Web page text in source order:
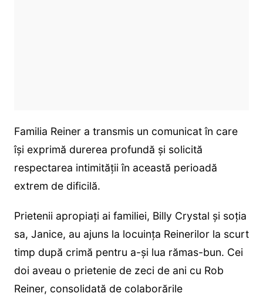
Familia Reiner a transmis un comunicat în care
își exprimă durerea profundă și solicită
respectarea intimității în această perioadă
extrem de dificilă.
Prietenii apropiați ai familiei, Billy Crystal și soția
sa, Janice, au ajuns la locuința Reinerilor la scurt
timp după crimă pentru a-și lua rămas-bun. Cei
doi aveau o prietenie de zeci de ani cu Rob
Reiner, consolidată de colaborările